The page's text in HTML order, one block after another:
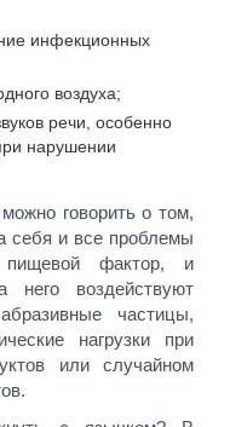
инфекционных
воздуха;
речи, особенно
нарушении
говорить о том,
себя и все проблемы
фактор, и
него воздействуют
частицы,
нагрузки при
или случайном